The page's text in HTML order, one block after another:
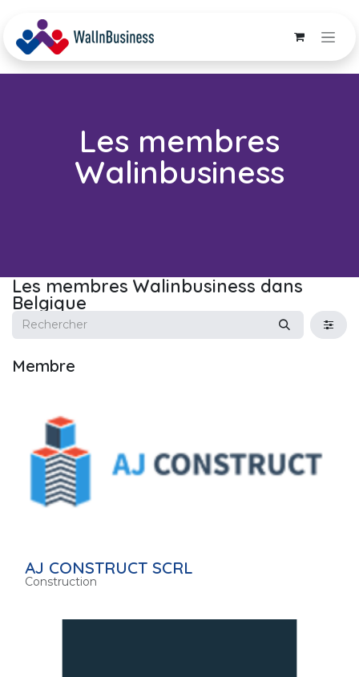
Les membres
Walinbusiness
Les membres Walinbusiness dans
Belgique
Membre
AJ CONSTRUCT SCRL
Construction